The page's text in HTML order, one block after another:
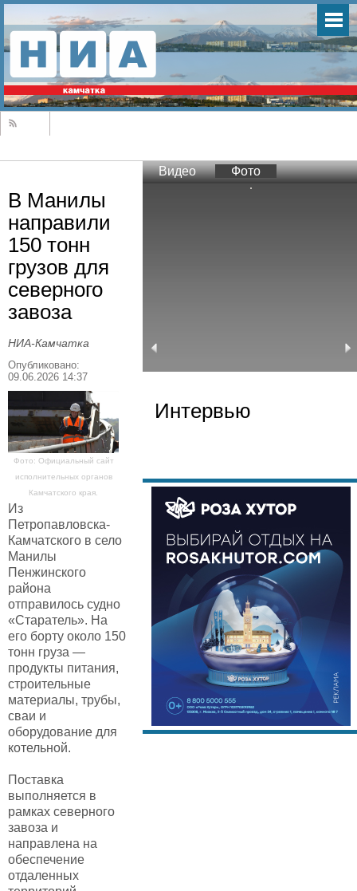
В Манилы
направили
150 тонн
грузов для
северного
завоза
НИА-Камчатка
Опубликовано:
09.06.2026 14:37
Фото: Официальный сайт
исполнительных органов
Камчатского края.
Из
Петропавловска-
Камчатского в село
Манилы
Пенжинского
района
отправилось судно
«Старатель». На
его борту около 150
тонн груза —
продукты питания,
строительные
материалы, трубы,
сваи и
оборудование для
котельной.
Поставка
выполняется в
рамках северного
завоза и
направлена на
обеспечение
отдаленных
Видео Фото
Интервью